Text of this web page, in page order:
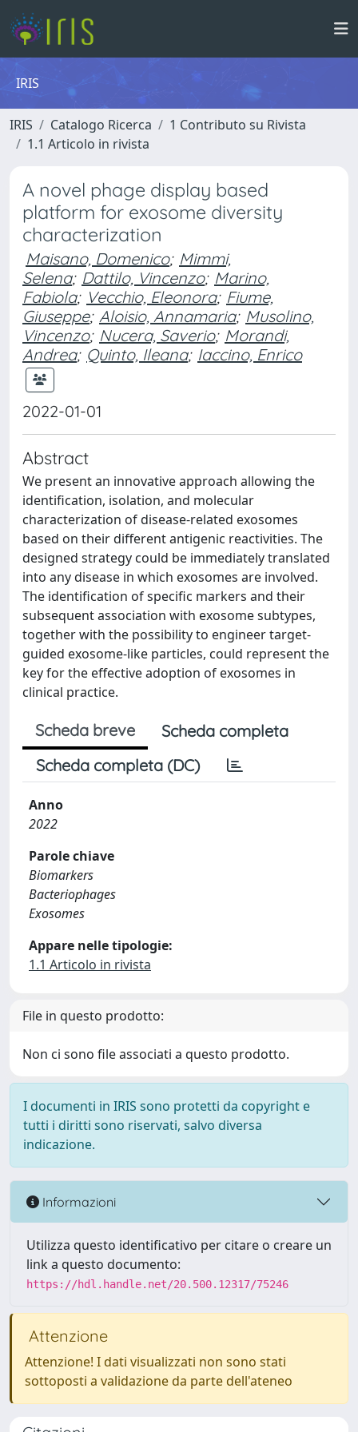
IRIS
IRIS Catalogo Ricerca
1 Contributo su Rivista
1.1 Articolo in rivista
A novel phage display based
platform for exosome diversity
characterization
Maisano, Domenico; Mimmi,
Selena; Dattilo, Vincenzo; Marino,
Fabiola; Vecchio, Eleonora; Fiume,
Giuseppe; Aloisio, Annamaria; Musolino,
Vincenzo; Nucera, Saverio; Morandi,
Andrea; Quinto, Ileana; Iaccino, Enrico
2022-01-01
Abstract
We present an innovative approach allowing the
identification, isolation, and molecular
characterization of disease-related exosomes
based on their different antigenic reactivities. The
designed strategy could be immediately translated
into any disease in which exosomes are involved.
The identification of specific markers and their
subsequent association with exosome subtypes,
together with the possibility to engineer target-
guided exosome-like particles, could represent the
key for the effective adoption of exosomes in
clinical practice.
Scheda breve
Scheda completa
Scheda completa (DC)
Anno
2022
Parole chiave
Biomarkers
Bacteriophages
Exosomes
Appare nelle tipologie:
1.1 Articolo in rivista
File in questo prodotto:
Non ci sono file associati a questo prodotto.
I documenti in IRIS sono protetti da copyright e
tutti i diritti sono riservati, salvo diversa
indicazione.
Informazioni
Utilizza questo identificativo per citare o creare un
link a questo documento:
https://hdl.handle.net/20.500.12317/75246
Attenzione
Attenzione! I dati visualizzati non sono stati
sottoposti a validazione da parte dell'ateneo